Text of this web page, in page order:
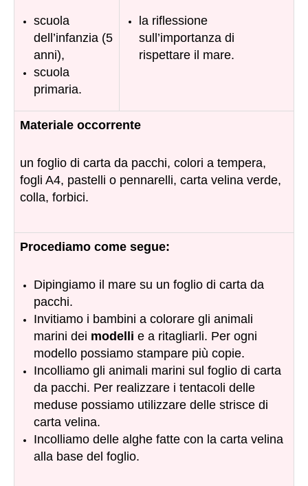
scuola
dell’infanzia (5
anni),
scuola
primaria.
la riflessione
sull’importanza di
rispettare il mare.
Materiale occorrente
un foglio di carta da pacchi, colori a tempera,
fogli A4, pastelli o pennarelli, carta velina verde,
colla, forbici.
Procediamo come segue:
Dipingiamo il mare su un foglio di carta da
pacchi.
Invitiamo i bambini a colorare gli animali
marini dei modelli e a ritagliarli. Per ogni
modello possiamo stampare più copie.
Incolliamo gli animali marini sul foglio di carta
da pacchi. Per realizzare i tentacoli delle
meduse possiamo utilizzare delle strisce di
carta velina.
Incolliamo delle alghe fatte con la carta velina
alla base del foglio.